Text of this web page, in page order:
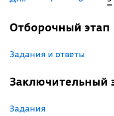
Отборочный этап
Задания и ответы
Заключительный
Задания